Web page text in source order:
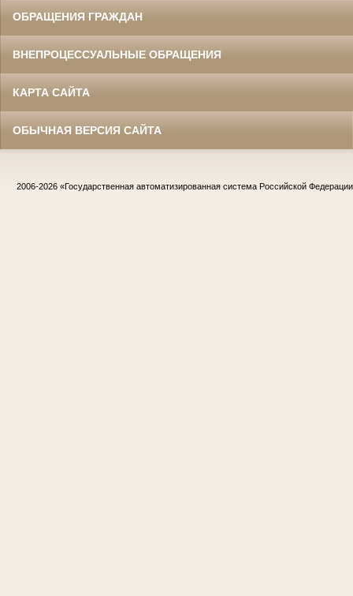
ОБРАЩЕНИЯ ГРАЖДАН
ВНЕПРОЦЕССУАЛЬНЫЕ ОБРАЩЕНИЯ
КАРТА САЙТА
ОБЫЧНАЯ ВЕРСИЯ САЙТА
2006-2026 «Государственная автоматизированная система Российской